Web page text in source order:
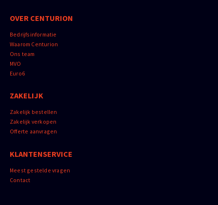
OVER CENTURION
Bedrijfsinformatie
Waarom Centurion
Ons team
MVO
Euro6
ZAKELIJK
Zakelijk bestellen
Zakelijk verkopen
Offerte aanvragen
KLANTENSERVICE
Meest gestelde vragen
Contact